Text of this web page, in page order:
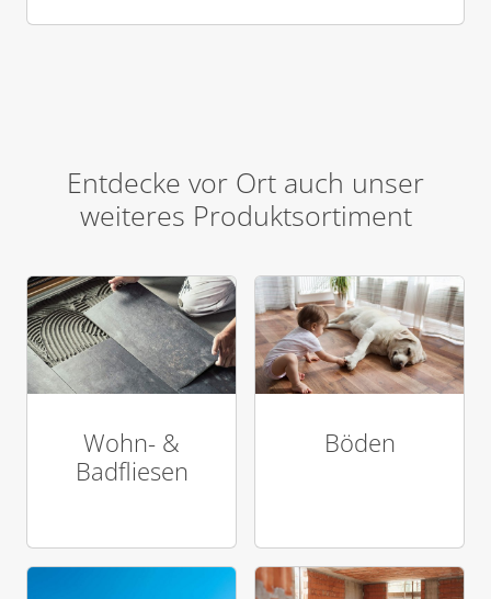
Entdecke vor Ort auch unser
weiteres Produktsortiment
Wohn- &
Badfliesen
Böden